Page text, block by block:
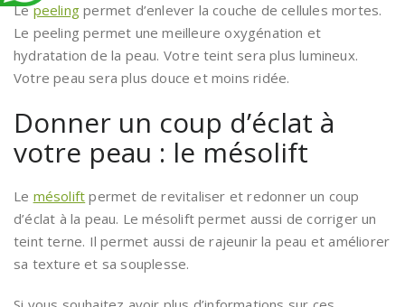
Lepeeling permet d’enlever la couche de cellules mortes.
Le peeling permet une meilleure oxygénation et
hydratation de la peau. Votre teint sera plus lumineux.
Votre peau sera plus douce et moins ridée.
Donner un coup d’éclat à
votre peau : le mésolift
Le mésolift permet de revitaliser et redonner un coup
d’éclat à la peau. Le mésolift permet aussi de corriger un
teint terne. Il permet aussi de rajeunir la peau et améliorer
sa texture et sa souplesse.